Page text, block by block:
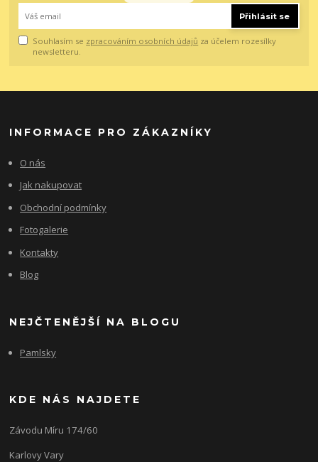
Přihlásit se
Souhlasím se zpracováním osobních údajů za účelem rozesílky
newsletteru.
INFORMACE PRO ZÁKAZNÍKY
O nás
Jak nakupovat
Obchodní podmínky
Fotogalerie
Kontakty
Blog
NEJČTENĚJŠÍ NA BLOGU
Pamlsky
KDE NÁS NAJDETE
Závodu Míru 174/60
Karlovy Vary